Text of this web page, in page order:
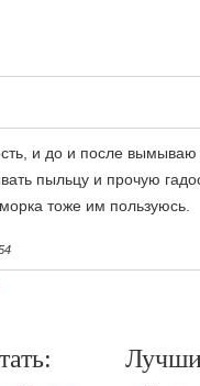
и до и после
пыльцу и прочую
тоже им пользуюсь.